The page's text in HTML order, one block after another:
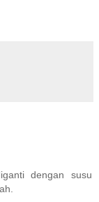
dengan susu